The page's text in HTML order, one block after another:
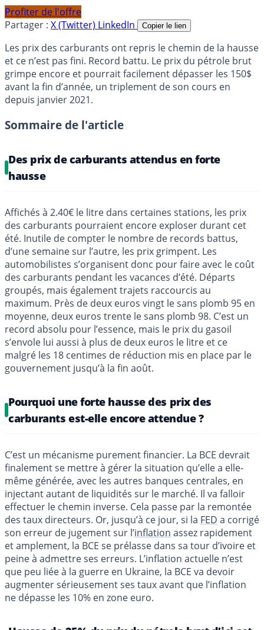
Profiter de l'offre
Partager : X (Twitter) LinkedIn Copier le lien
Les prix des carburants ont repris le chemin de la hausse
et ce n’est pas fini. Record battu. Le prix du pétrole brut
grimpe encore et pourrait facilement dépasser les 150$
avant la fin d’année, un triplement de son cours en
depuis janvier 2021.
Sommaire de l'article
Des prix de carburants attendus en forte
hausse
Affichés à 2.40€ le litre dans certaines stations, les prix
des carburants pourraient encore exploser durant cet
été. Inutile de compter le nombre de records battus,
d’une semaine sur l’autre, les prix grimpent. Les
automobilistes s’organisent donc pour faire avec le coût
des carburants pendant les vacances d’été. Départs
groupés, mais également trajets raccourcis au
maximum. Près de deux euros vingt le sans plomb 95 en
moyenne, deux euros trente le sans plomb 98. C’est un
record absolu pour l’essence, mais le prix du gasoil
s’envole lui aussi à plus de deux euros le litre et ce
malgré les 18 centimes de réduction mis en place par le
gouvernement jusqu’à la fin août.
Pourquoi une forte hausse des prix des
carburants est-elle encore attendue ?
C’est un mécanisme purement financier. La BCE devrait
finalement se mettre à gérer la situation qu’elle a elle-
même générée, avec les autres banques centrales, en
injectant autant de liquidités sur le marché. Il va falloir
effectuer le chemin inverse. Cela passe par la remontée
des taux directeurs. Or, jusqu’à ce jour, si la FED a corrigé
son erreur de jugement sur l’inflation assez rapidement
et amplement, la BCE se prélasse dans sa tour d’ivoire et
peine à admettre ses erreurs. L’inflation actuelle n’est
que peu liée à la guerre en Ukraine, la BCE va devoir
augmenter sérieusement ses taux avant que l’inflation
ne dépasse les 10% en zone euro.